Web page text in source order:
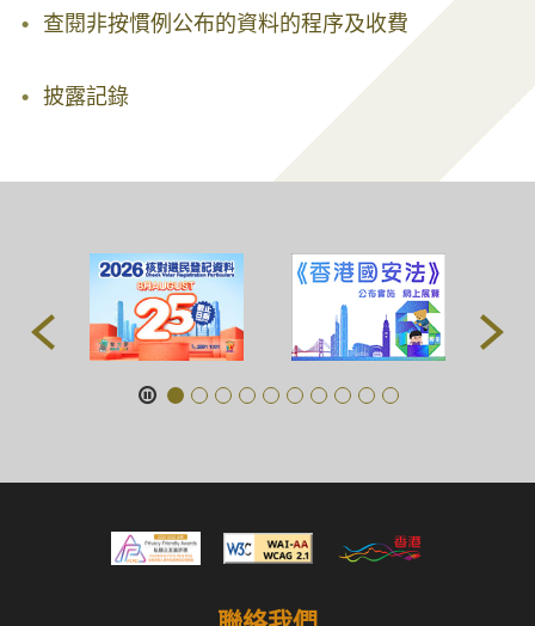
查閱非按慣例公布的資料的程序及收費
披露記錄